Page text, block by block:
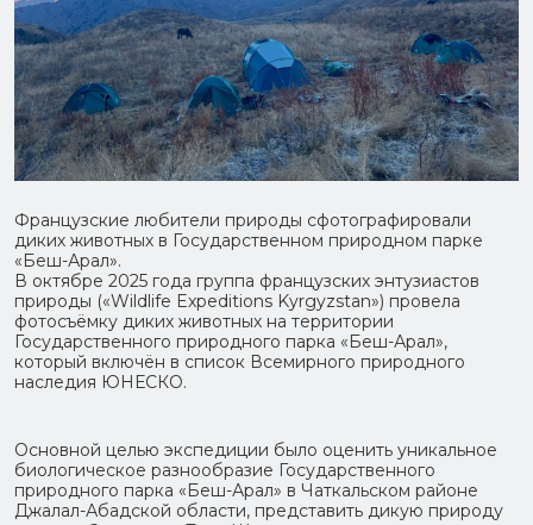
Французские любители природы сфотографировали
диких животных в Государственном природном парке
«Беш-Арал».
В октябре 2025 года группа французских энтузиастов
природы («Wildlife Expeditions Kyrgyzstan») провела
фотосъёмку диких животных на территории
Государственного природного парка «Беш-Арал»,
который включён в список Всемирного природного
наследия ЮНЕСКО.
Основной целью экспедиции было оценить уникальное
биологическое разнообразие Государственного
природного парка «Беш-Арал» в Чаткальском районе
Джалал-Абадской области, представить дикую природу